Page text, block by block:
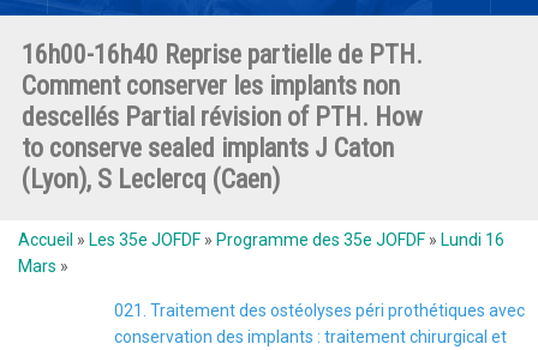
16h00-16h40 Reprise partielle de PTH.
Comment conserver les implants non
descellés Partial révision of PTH. How
to conserve sealed implants J Caton
(Lyon), S Leclercq (Caen)
Accueil » Les 35e JOFDF » Programme des 35e JOFDF » Lundi 16
Mars »
021. Traitement des ostéolyses péri prothétiques avec
conservation des implants : traitement chirurgical et